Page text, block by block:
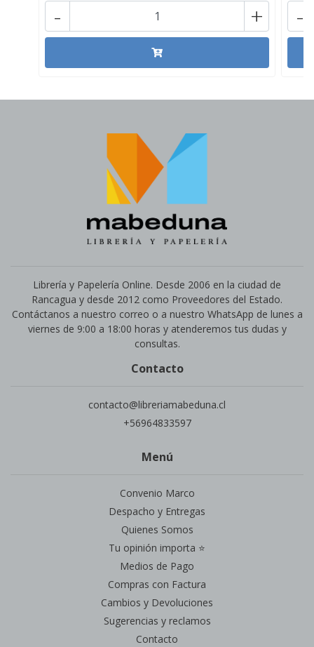
+
- -
Librería y Papelería Online. Desde 2006 en la ciudad de
Rancagua y desde 2012 como Proveedores del Estado.
Contáctanos a nuestro correo o a nuestro WhatsApp de lunes a
viernes de 9:00 a 18:00 horas y atenderemos tus dudas y
consultas.
Contacto
contacto@libreriamabeduna.cl
+56964833597
Menú
Convenio Marco
Despacho y Entregas
Quienes Somos
Tu opinión importa ⭐
Medios de Pago
Compras con Factura
Cambios y Devoluciones
Sugerencias y reclamos
Contacto